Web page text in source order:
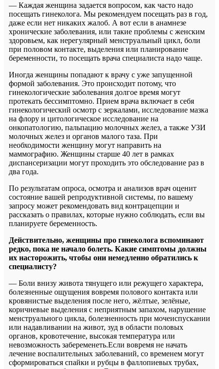
— Каждая женщина задается вопросом, как часто надо
посещать гинеколога. Мы рекомендуем посещать раз в год,
даже если нет никаких жалоб. А вот если в анамнезе
хронические заболевания, или такие проблемы с женским
здоровьем, как нерегулярный менструальный цикл, боли
при половом контакте, выделения или планирование
беременности, то посещать врача специалиста надо чаще.
Иногда женщины попадают к врачу с уже запущенной
формой заболевания. Это происходит потому, что
гинекологические заболевания долгое время могут
протекать бессимптомно. Прием врача включает в себя
гинекологический осмотр с зеркалами, исследование мазка
на флору и цитологическое исследование на
онкопатологию, пальпацию молочных желез, а также УЗИ
молочных желез и органов малого таза. При
необходимости женщину могут направить на
маммографию. Женщины старше 40 лет в рамках
диспансеризации могут проходить это обследование раз в
два года.
По результатам опроса, осмотра и анализов врач оценит
состояние вашей репродуктивной системы, по вашему
запросу может рекомендовать вид контрацепции и
рассказать о правилах, которые нужно соблюдать, если вы
планируете беременность.
Действительно, женщины про гинеколога вспоминают
редко, пока не начало болеть. Какие симптомы должны
их насторожить, чтобы они немедленно обратились к
специалисту?
— Боли внизу живота тянущего или режущего характера,
болезненные ощущения вовремя полового контакта или
кровянистые выделения после него, жёлтые, зелёные,
коричневые выделения с неприятным запахом, нарушение
менструального цикла, болезненность при мочеиспускании
или надавливании на живот, зуд в области половых
органов, кровотечение, высокая температура или
невозможность забеременеть.Если вовремя не начать
лечение воспалительных заболеваний, со временем могут
сформироваться спайки и рубцы в фаллопиевых трубах,